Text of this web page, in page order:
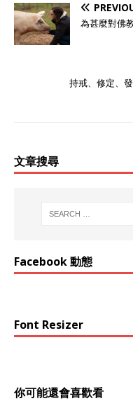
為甚麼對佛
持戒、修定、
文章搜尋
Facebook 動態
Font Resizer
你可能還會喜歡看